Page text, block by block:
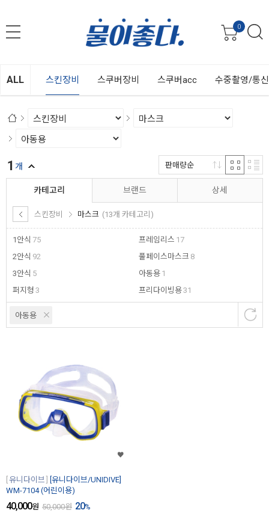
0
ALL 스킨장비 스쿠버장비 스쿠버acc 수중촬영/통
카테고리
스킨장비 마스크 (13개 카테고리)
1안식 75
2안식 92
3안식 5
퍼지형 3
프레임리스 17
풀페이스마스크 8
아동용 1
프리다이빙용31
브랜드 상세
아동용
1 개 판매량순
유니다이브
[유니다이브/UNIDIVE]
WM-7104 (어린이용)
40,000원 50,000원 20%